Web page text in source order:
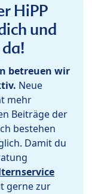
HiPP
und
betreuen wir
Neue
mehr
Beiträge der
bestehen
Damit du
gerne zur